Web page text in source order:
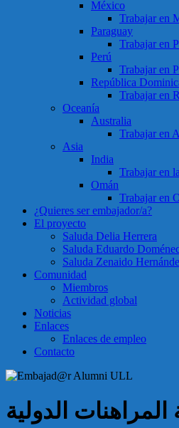
México
Trabajar en
Paraguay
Trabajar en
Perú
Trabajar en
República
Trabajar en
Oceanía
Australia
Trabajar en
Asia
India
Trabajar en
Omán
Trabajar en
¿Quieres ser embajador/a?
El proyecto
Saluda Delia Herrera
Saluda Eduardo
Saluda Zenaido
Comunidad
Miembros
Actividad global
Noticias
Enlaces
Enlaces de empleo
Contacto
الدولية